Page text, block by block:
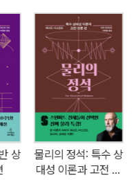
우리의 태도가 과학적일
인터스텔라》 《물리학 클
시리즈, 《그림으로 보는 모
론의 꿈》 등이 있다.
말 ‘슈뢰딩거의 ○○○’은
이 되었다. 게다가 최근 수
양자 정보학이 차세대 정
으로 양자 역학을 공부해
. 2017년에 ㈜사이언스북
자 공부』는 출간 직후부
이러한 변화를 몸소 보여
들을 기술하기 때문에 인간
관으로 이해하기 힘든 학문
상
물리의 정석: 특수 상
대성 이론과 고전 장